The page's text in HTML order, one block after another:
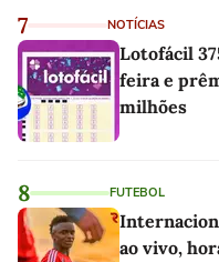
7 NOTÍCIAS
Lotofácil
feira e
milhões
8 FUTEBOL
ao vivo,